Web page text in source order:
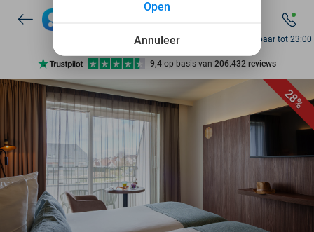
7 dagen per week beschikbaar
10+ miljoen leden
9,4 op basis van 206.432 reviews
7 dagen per week beschikbaar
10+ miljoen leden
Bereikbaar tot 23:00
28%
Annuleer
Open